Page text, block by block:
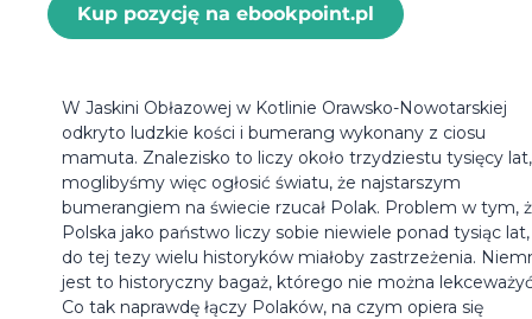
Kup pozycję na ebookpoint.pl
W Jaskini Obłazowej w Kotlinie Orawsko-Nowotarskiej
odkryto ludzkie kości i bumerang wykonany z ciosu
mamuta. Znalezisko to liczy około trzydziestu tysięcy lat,
moglibyśmy więc ogłosić światu, że najstarszym
bumerangiem na świecie rzucał Polak. Problem w tym,
Polska jako państwo liczy sobie niewiele ponad tysiąc lat,
do tej tezy wielu historyków miałoby zastrzeżenia.
jest to historyczny bagaż, którego nie można
Co tak naprawdę łączy Polaków, na czym opiera się